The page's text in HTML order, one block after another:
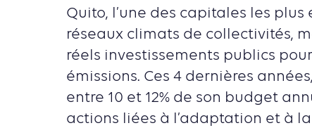
Quito, l’une des capitales les
réseaux climats de collectivités,
réels investissements publics
émissions. Ces 4 dernières
entre 10 et 12% de son budget
actions liées à l’adaptation et à